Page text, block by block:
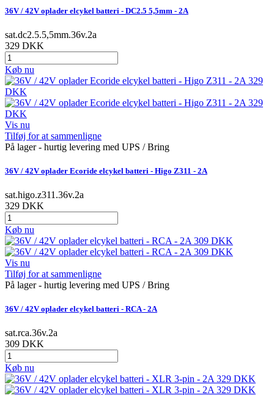
36V / 42V oplader elcykel batteri - DC2.5 5,5mm - 2A
sat.dc2.5.5,5mm.36v.2a
329 DKK
Køb nu
Vis nu
Tilføj for at sammenligne
På lager - hurtig levering med UPS / Bring
36V / 42V oplader Ecoride elcykel batteri - Higo Z311 - 2A
sat.higo.z311.36v.2a
329 DKK
Køb nu
Vis nu
Tilføj for at sammenligne
På lager - hurtig levering med UPS / Bring
36V / 42V oplader elcykel batteri - RCA - 2A
sat.rca.36v.2a
309 DKK
Køb nu